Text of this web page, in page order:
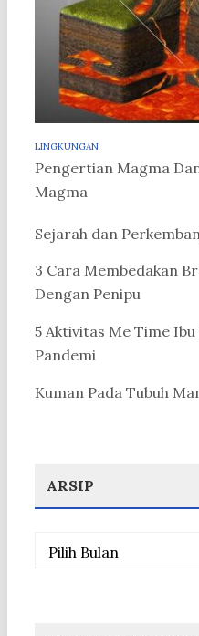
LINGKUNGAN
Pengertian Magma
Magma
Sejarah dan
3 Cara Membedakan
Dengan Penipu
5 Aktivitas Me Time
Pandemi
Kuman Pada Tubuh
ARSIP
Arsip